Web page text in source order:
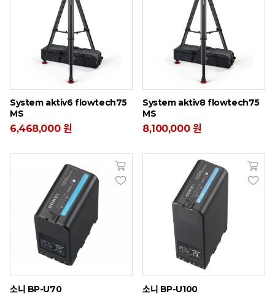
System aktiv6 flowtech75
MS
6,468,000 원
System aktiv8 flowtech75
MS
8,100,000 원
소니 BP-U70 소니 BP-U100